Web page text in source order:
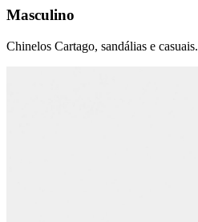
Masculino
Chinelos Cartago, sandálias e casuais.